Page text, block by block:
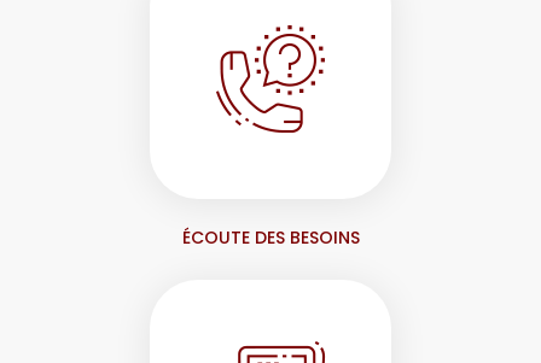
ÉCOUTE DES BESOINS